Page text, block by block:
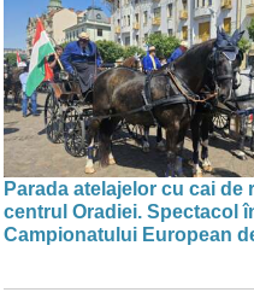
Parada atelajelor cu cai de
centrul Oradiei. Spectacol
Campionatului European